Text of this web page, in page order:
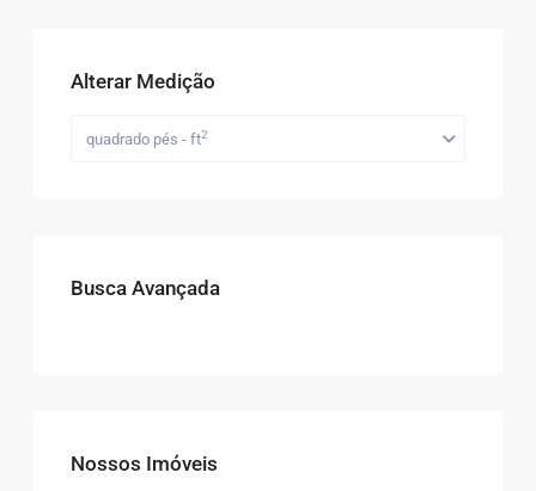
Alterar Medição
quadrado pés - ft2
Busca Avançada
Nossos Imóveis